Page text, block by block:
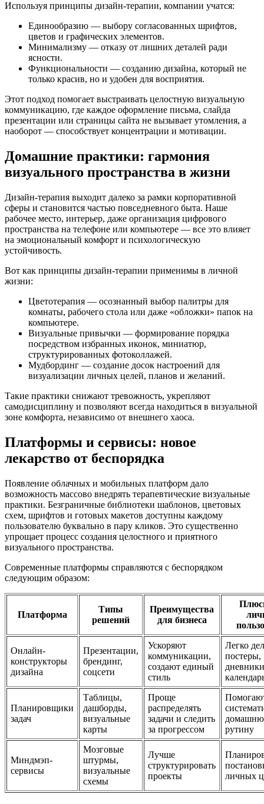
Используя принципы дизайн-терапии, компании учатся:
Единообразию — выбору согласованных шрифтов,
цветов и графических элементов.
Минимализму — отказу от лишних деталей ради
ясности.
Функциональности — созданию дизайна, который не
только красив, но и удобен для восприятия.
Этот подход помогает выстраивать целостную визуальную
коммуникацию, где каждое оформление письма, слайда
презентации или страницы сайта не вызывает утомления, а
наоборот — способствует концентрации и мотивации.
Домашние практики: гармония
визуального пространства в жизни
Дизайн-терапия выходит далеко за рамки корпоративной
сферы и становится частью повседневного быта. Наше
рабочее место, интерьер, даже организация цифрового
пространства на телефоне или компьютере — все это влияет
на эмоциональный комфорт и психологическую
устойчивость.
Вот как принципы дизайн-терапии применимы в личной
жизни:
Цветотерапия — осознанный выбор палитры для
комнаты, рабочего стола или даже «обложки» папок на
компьютере.
Визуальные привычки — формирование порядка
посредством избранных иконок, миниатюр,
структурированных фотоколлажей.
Мудбординг — создание досок настроений для
визуализации личных целей, планов и желаний.
Такие практики снижают тревожность, укрепляют
самодисциплину и позволяют всегда находиться в визуальной
зоне комфорта, независимо от внешнего хаоса.
Платформы и сервисы: новое
лекарство от беспорядка
Появление облачных и мобильных платформ дало
возможность массово внедрять терапевтические визуальные
практики. Безграничные библиотеки шаблонов, цветовых
схем, шрифтов и готовых макетов доступны каждому
пользователю буквально в пару кликов. Это существенно
упрощает процесс создания целостного и приятного
визуального пространства.
Современные платформы справляются с беспорядком
следующим образом:
Платформа
Типы
решений
Преимущества
для бизнеса
Онлайн-
конструкторы
дизайна
Презентации,
брендинг,
соцсети
Ускоряют
коммуникации,
создают единый
стиль
Легко
постеры,
Планировщики
задач
Таблицы,
дашборды,
визуальные
карты
Проще
распределять
задачи и следить
за прогрессом
рутину
Миндмэп-
сервисы
Мозговые
штурмы,
визуальные
схемы
Лучше
структурировать
проекты
личных